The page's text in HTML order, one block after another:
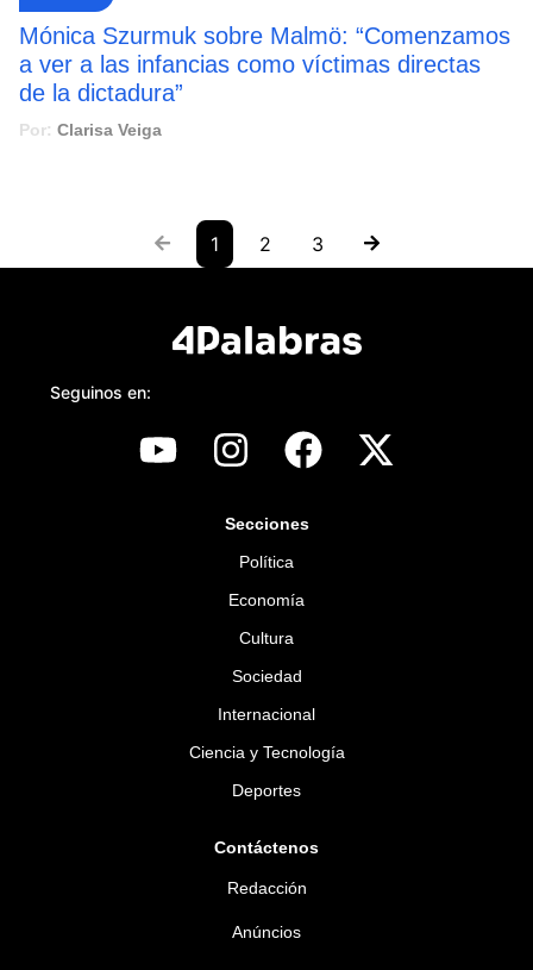
Mónica Szurmuk sobre Malmö: “Comenzamos
a ver a las infancias como víctimas directas
de la dictadura”
Por: Clarisa Veiga
1 2 3
Seguinos en:
Secciones
Política
Economía
Cultura
Sociedad
Internacional
Ciencia y Tecnología
Deportes
Contáctenos
Redacción
Anúncios